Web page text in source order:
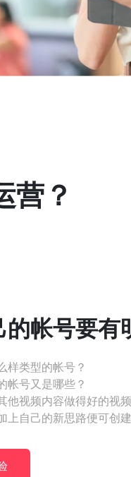
营？
的帐号要有
样类型的帐号？
帐号又是哪些？
他视频内容做得好的视
上自己的新思路便可创